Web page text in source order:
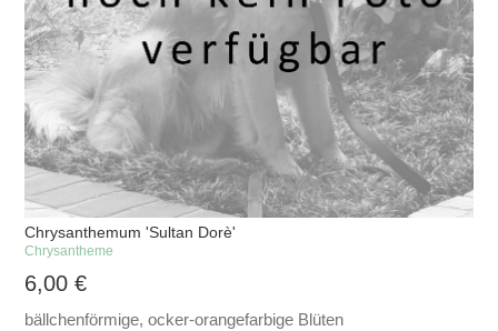
Chrysanthemum 'Sultan Dorè'
Chrysantheme
6,00€
bällchenförmige, ocker-orangefarbige Blüten